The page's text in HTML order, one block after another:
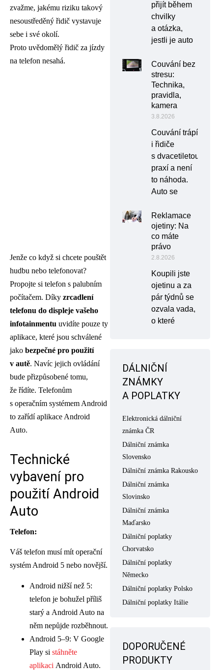
zvažme, jakému riziku takový
nesoustředěný řidič vystavuje
sebe i své okolí.
Proto uvědomělý řidič za jízdy
na telefon nesahá.
Jenže co když si chcete pouštět
hudbu nebo telefonovat?
Propojte si telefon s palubním
počítačem. Díky zrcadlení
telefonu do displeje vašeho
infotainmentu uvidíte pouze ty
aplikace, které jsou schválené
jako bezpečné pro použití
v autě. Navíc jejich ovládání
bude přizpůsobené tomu,
že řídíte. Telefonům
s operačním systémem Android
to zařídí aplikace Android
Auto.
Technické
vybavení pro
použití Android
Auto
Telefon:
Váš telefon musí mít operační
systém Android 5 nebo novější.
Android nižší než 5:
telefon je bohužel příliš
starý a Android Auto na
něm nepůjde rozběhnout.
Android 5–9: V Google
Play si stáhněte
aplikaci Android Auto.
přijít během
chvilky
a otázka,
jestli je auto
Couvání bez
stresu:
Technika,
pravidla,
kamera
3.8.2026
Couvání trápí
i řidiče
s dvacetiletou
praxí a není
to náhoda.
Auto se
Reklamace
ojetiny: Na
co máte
právo
2.8.2026
Koupili jste
ojetinu a za
pár týdnů se
ozvala vada,
o které
DÁLNIČNÍ
ZNÁMKY
A POPLATKY
Elektronická dálniční
známka ČR
Dálniční známka
Slovensko
Dálniční známka Rakousko
Dálniční známka
Slovinsko
Dálniční známka
Maďarsko
Dálniční poplatky
Chorvatsko
Dálniční poplatky
Německo
Dálniční poplatky Polsko
Dálniční poplatky Itálie
DOPORUČENÉ
PRODUKTY